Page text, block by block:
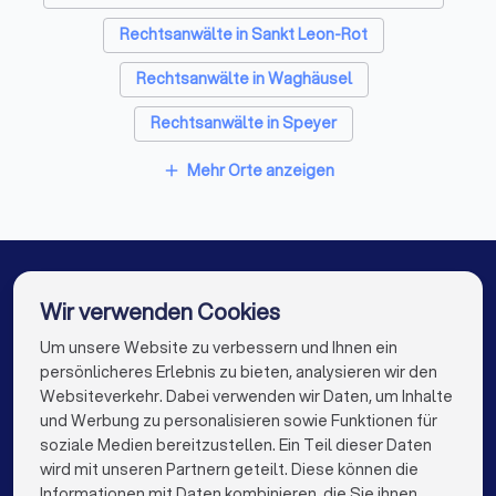
Die Erstberatung: Vorbereitung und wichtige
Das erste Gespräch mit einem Anwalt dient der
gegenseitigen Einschätzung. Sie prüfen, ob der Anwalt zu
Ihnen passt, und der Anwalt bewertet, ob er Ihren Fall
übernehmen kann und möchte.
Diese Unterlagen sollten Sie mitbringen
Mahnungen, Gerichtsbescheide etc.)
Chronologische Übersicht der Ereignisse
Korrespondenz mit der Gegenseite
Beweismittel (E-Mails, Fotos, Zeugenaussagen)
Ihre konkreten Fragen und Ziele
Rechtsanwälte in Sankt Leon-Rot
Rechtsanwälte in Waghäusel
Rechtsanwälte in Speyer
Rechtsanwälte in Leimen (Baden-Württemberg)
Rechtsanwälte in Philippsburg
Rechtsanwälte in Heidelberg
Rechtsanwälte in Berlin
Rechtsanwälte in Hamburg
Rechtsanwälte in München
Rechtsanwälte in Köln
Rechtsanwälte in Frankfurt am Main
add Mehr Orte anzeigen
Die besten Rechtsanwälte für Sie
info@trustlocal.de
Wir verwenden Cookies
Um unsere Website zu verbessern und Ihnen ein
persönlicheres Erlebnis zu bieten, analysieren wir den
Websiteverkehr. Dabei verwenden wir Daten, um Inhalte
und Werbung zu personalisieren sowie Funktionen für
soziale Medien bereitzustellen. Ein Teil dieser Daten
wird mit unseren Partnern geteilt. Diese können die